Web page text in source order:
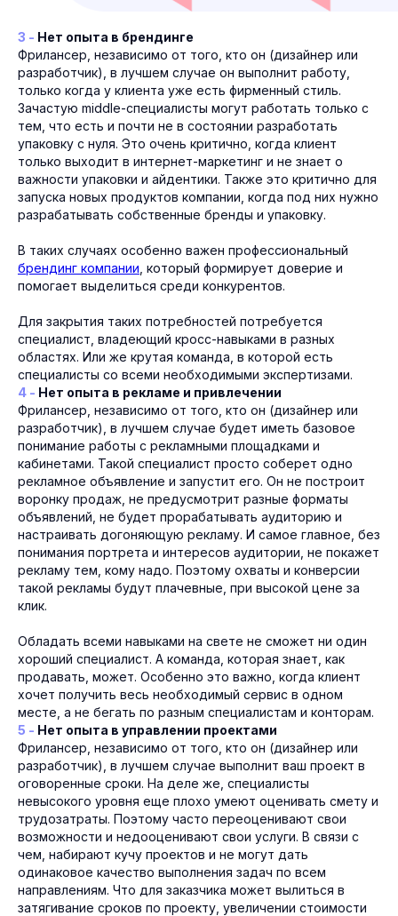
3 - Нет опыта в брендинге
Фрилансер, независимо от того, кто он (дизайнер или
разработчик), в лучшем случае он выполнит работу,
только когда у клиента уже есть фирменный стиль.
Зачастую middle-специалисты могут работать только с
тем, что есть и почти не в состоянии разработать
упаковку с нуля. Это очень критично, когда клиент
только выходит в интернет-маркетинг и не знает о
важности упаковки и айдентики. Также это критично для
запуска новых продуктов компании, когда под них нужно
разрабатывать собственные бренды и упаковку.
В таких случаях особенно важен профессиональный
брендинг компании , который формирует доверие и
помогает выделиться среди конкурентов.
Для закрытия таких потребностей потребуется
специалист, владеющий кросс-навыками в разных
областях. Или же крутая команда, в которой есть
специалисты со всеми необходимыми экспертизами.
4 - Нет опыта в рекламе и привлечении
Фрилансер, независимо от того, кто он (дизайнер или
разработчик), в лучшем случае будет иметь базовое
понимание работы с рекламными площадками и
кабинетами. Такой специалист просто соберет одно
рекламное объявление и запустит его. Он не построит
воронку продаж, не предусмотрит разные форматы
объявлений, не будет прорабатывать аудиторию и
настраивать догоняющую рекламу. И самое главное, без
понимания портрета и интересов аудитории, не покажет
рекламу тем, кому надо. Поэтому охваты и конверсии
такой рекламы будут плачевные, при высокой цене за
клик.
Обладать всеми навыками на свете не сможет ни один
хороший специалист. А команда, которая знает, как
продавать, может. Особенно это важно, когда клиент
хочет получить весь необходимый сервис в одном
месте, а не бегать по разным специалистам и конторам.
5 - Нет опыта в управлении проектами
Фрилансер, независимо от того, кто он (дизайнер или
разработчик), в лучшем случае выполнит ваш проект в
оговоренные сроки. На деле же, специалисты
невысокого уровня еще плохо умеют оценивать смету и
трудозатраты. Поэтому часто переоценивают свои
возможности и недооценивают свои услуги. В связи с
чем, набирают кучу проектов и не могут дать
одинаковое качество выполнения задач по всем
направлениям. Что для заказчика может вылиться в
затягивание сроков по проекту, увеличении стоимости